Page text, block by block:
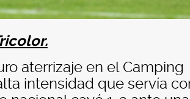
aterrizaje en el Camping
intensidad que servía